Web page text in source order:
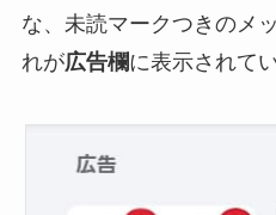
な、未読マークつきのメ
れが広告欄に表示されて